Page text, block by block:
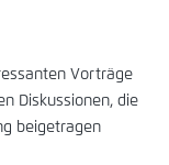
Vorträge
Diskussionen, die
beigetragen